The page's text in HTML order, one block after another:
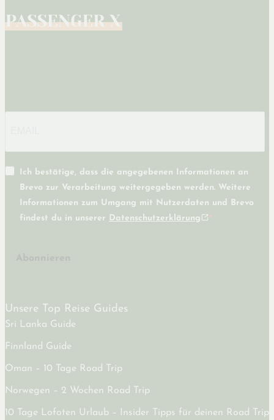
Ich bestätige, dass die angegebenen Informationen an
Brevo zur Verarbeitung weitergegeben werden. Weitere
Informationen zum Umgang mit Nutzerdaten und Brevo
findest du in unserer Datenschutzerklärung
Unsere Top Reise Guides
Sri Lanka Guide
Finnland Guide
Oman – 10 Tage Road Trip
Norwegen – 2 Wochen Road Trip
10 Tage Lofoten Urlaub – Insider Tipps für deinen Road Trip